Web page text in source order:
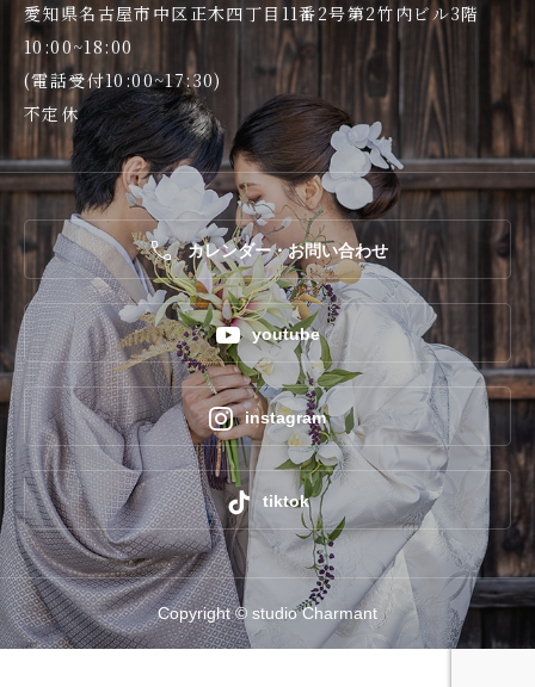
愛知県名古屋市中区正木四丁目11番2号第2竹内ビル3階
10:00~18:00
(電話受付10:00~17:30)
不定休
 カレンダー・お問い合わせ
 youtube
 instagram
 tiktok
Copyright © studio Charmant